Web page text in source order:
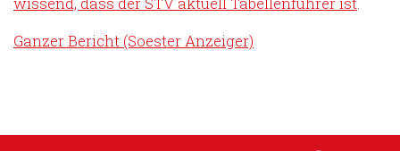
Ganzer Bericht (Soester Anzeiger)